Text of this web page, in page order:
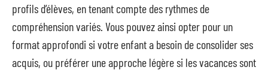
profils d’élèves, en tenant compte des rythmes de
compréhension variés. Vous pouvez ainsi opter pour un
format approfondi si votre enfant a besoin de consolider ses
acquis, ou préférer une approche légère si les vacances sont